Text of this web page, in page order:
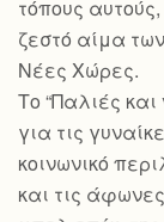
τόπους
ζεστό αίμα
Νέες Χώρες.
Το “Παλιές
για τις
κοινωνικό
και τις